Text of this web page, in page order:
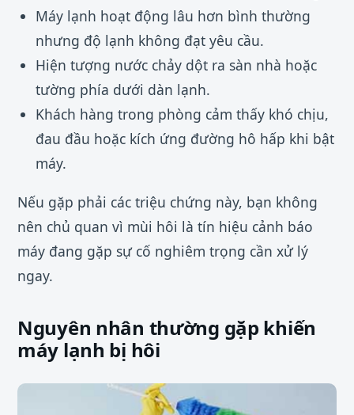
Máy lạnh hoạt động lâu hơn bình thường
nhưng độ lạnh không đạt yêu cầu.
Hiện tượng nước chảy dột ra sàn nhà hoặc
tường phía dưới dàn lạnh.
Khách hàng trong phòng cảm thấy khó chịu,
đau đầu hoặc kích ứng đường hô hấp khi bật
máy.
Nếu gặp phải các triệu chứng này, bạn không
nên chủ quan vì mùi hôi là tín hiệu cảnh báo
máy đang gặp sự cố nghiêm trọng cần xử lý
ngay.
Nguyên nhân thường gặp khiến
máy lạnh bị hôi